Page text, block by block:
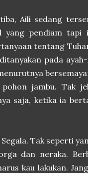
Aili sedang
yang pendiam tapi
tentang
pada
jambu. Tak
saja, ketika ia
Tak seperti
dan neraka.
kau lakukan.